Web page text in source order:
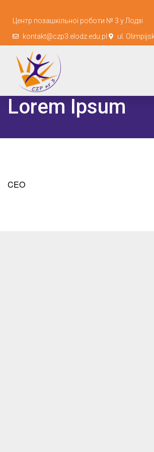
Центр позашкільної роботи № 3 у Лодзі
kontakt@czp3.elodz.edu.pl
ul.
Lorem Ipsum
CEO